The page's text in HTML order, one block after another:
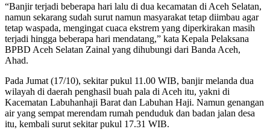
“Banjir terjadi beberapa hari lalu di dua kecamatan di Aceh Selatan,
namun sekarang sudah surut namun masyarakat tetap diimbau agar
tetap waspada, mengingat cuaca ekstrem yang diperkirakan masih
terjadi hingga beberapa hari mendatang,” kata Kepala Pelaksana
BPBD Aceh Selatan Zainal yang dihubungi dari Banda Aceh,
Ahad.
Pada Jumat (17/10), sekitar pukul 11.00 WIB, banjir melanda dua
wilayah di daerah penghasil buah pala di Aceh itu, yakni di
Kacematan Labuhanhaji Barat dan Labuhan Haji. Namun genangan
air yang sempat merendam rumah penduduk dan badan jalan desa
itu, kembali surut sekitar pukul 17.31 WIB.